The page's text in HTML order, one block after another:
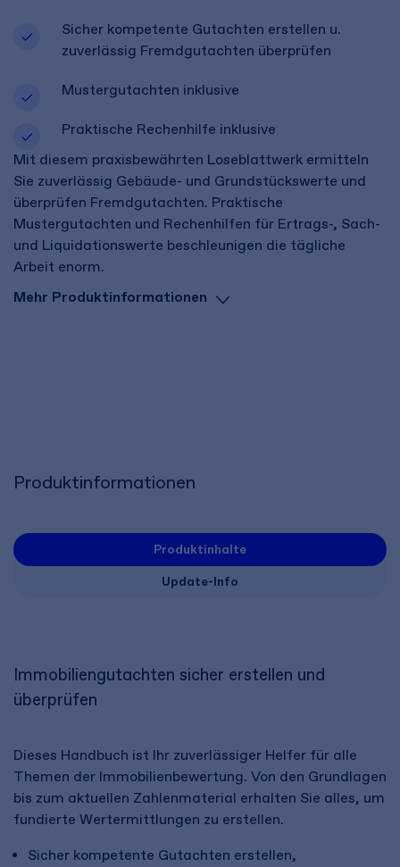
Sicher kompetente Gutachten erstellen u.
zuverlässig Fremdgutachten überprüfen
Mustergutachten inklusive
Praktische Rechenhilfe inklusive
Mit diesem praxisbewährten Loseblattwerk ermitteln
Sie zuverlässig Gebäude- und Grundstückswerte und
überprüfen Fremdgutachten. Praktische
Mustergutachten und Rechenhilfen für Ertrags-, Sach-
und Liquidationswerte beschleunigen die tägliche
Arbeit enorm.
Mehr Produktinformationen
Produktinformationen
Produktinhalte
Update-Info
Immobiliengutachten sicher erstellen und
überprüfen
Dieses Handbuch ist Ihr zuverlässiger Helfer für alle
Themen der Immobilienbewertung. Von den Grundlagen
bis zum aktuellen Zahlenmaterial erhalten Sie alles, um
fundierte Wertermittlungen zu erstellen.
Sicher kompetente Gutachten erstellen,